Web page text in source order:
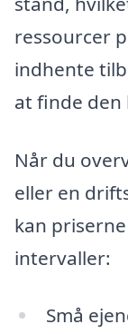
ressourcer
indhente
at finde den
Når du
eller en
kan
intervaller:
Små